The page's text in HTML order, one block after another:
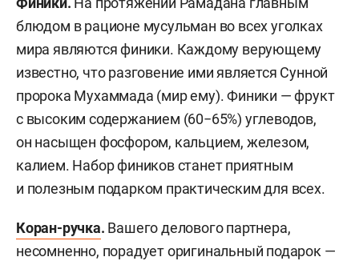
блюдом в рационе мусульман во всех уголках
мира являются финики. Каждому верующему
известно, что разговение ими является Сунной
пророка Мухаммада (мир ему). Финики — фрукт
с высоким содержанием (60−65%) углеводов,
он насыщен фосфором, кальцием, железом,
калием. Набор фиников станет приятным
и полезным подарком практическим для всех.
Коран-ручка. Вашего делового партнера,
несомненно, порадует оригинальный подарок —